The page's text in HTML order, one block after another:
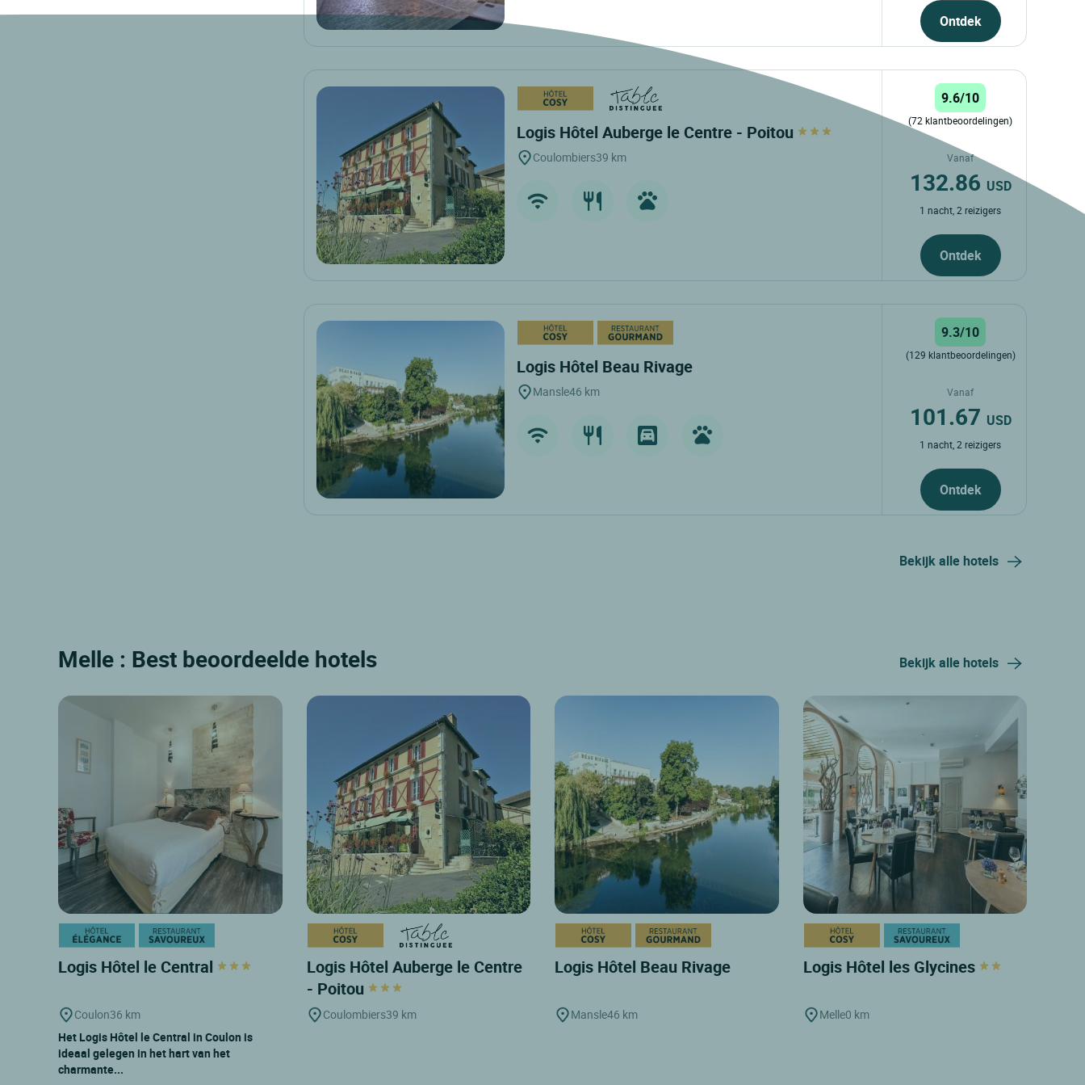
Ontdek
Logis Hôtel Auberge le Centre - Poitou
Coulombiers39 km
9.6/10
(72 klantbeoordelingen)
Vanaf
132.86 USD
1 nacht, 2 reizigers
Ontdek
Logis Hôtel Beau Rivage
Mansle46 km
9.3/10
(129 klantbeoordelingen)
Vanaf
101.67 USD
1 nacht, 2 reizigers
Ontdek
Bekijk alle hotels
Melle : Best beoordeelde hotels Bekijk alle hotels
Logis Hôtel le Central
Coulon36 km
Het Logis Hôtel le Central in Coulon is
ideaal gelegen in het hart van het
charmante...
Logis Hôtel Auberge le Centre
- Poitou
Coulombiers39 km
Logis Hôtel Beau Rivage
Mansle46 km
Logis Hôtel les Glycines
Melle0 km